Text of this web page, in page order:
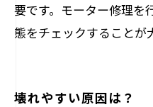
要です。モーター修理を
態をチェックすることが
壊れやすい原因は？